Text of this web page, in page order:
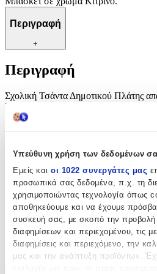
Υπεύθυνη χρήση των δεδομένων
Εμείς και οι 1022 συνεργάτες μας
προσωπικά σας δεδομένα, π.χ. τη
χρησιμοποιώντας τεχνολογία όπως
αποθηκεύουμε και να έχουμε
συσκευή σας, με σκοπό την προβολή
διαφημίσεων και περιεχομένου, τις
διαφημίσεις και περιεχόμενο, την
μας και την ανάπτυξη προϊόντων.
Περιγραφή
+
Περιγραφή
Σχολική Τσάντα Δημοτικού Πλάτης
Μπάσκετ σε χρώμα Κίτρινο.
Χαρακτηριστικά
Κατασκευαστής:
Must
Βασικά Χαρακτηριστικά
Τάξη
Δημοτικού